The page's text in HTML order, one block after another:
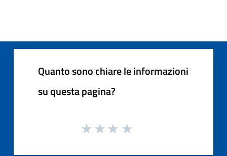
Quanto sono chiare le informazioni
su questa pagina?